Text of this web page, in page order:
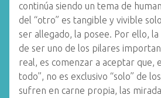
continúa siendo un tema de
del “otro” es tangible y vivible
ser allegado, la posee. Por ello,
de ser uno de los pilares
real, es comenzar a aceptar que,
todo”, no es exclusivo “solo” de
sufren en carne propia, las